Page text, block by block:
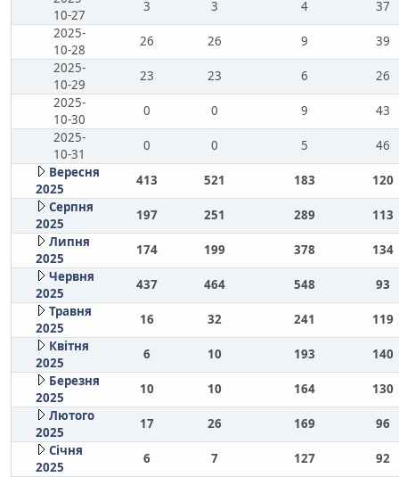
10-27
3 3 4
37
2025-
10-28
26 26 9
39
2025-
10-29
23 23 6
26
2025-
10-30
0 0 9
43
2025-
10-31
0 0 5
46
Вересня
2025
413 521 183
120
Серпня
2025
197 251 289
113
Липня
2025
174 199 378
134
Червня
2025
437 464 548
93
Травня
2025
16 32 241
119
Квітня
2025
6 10 193
140
Березня
2025
10 10 164
130
Лютого
2025
17 26 169
96
Січня
2025
6 7 127
92